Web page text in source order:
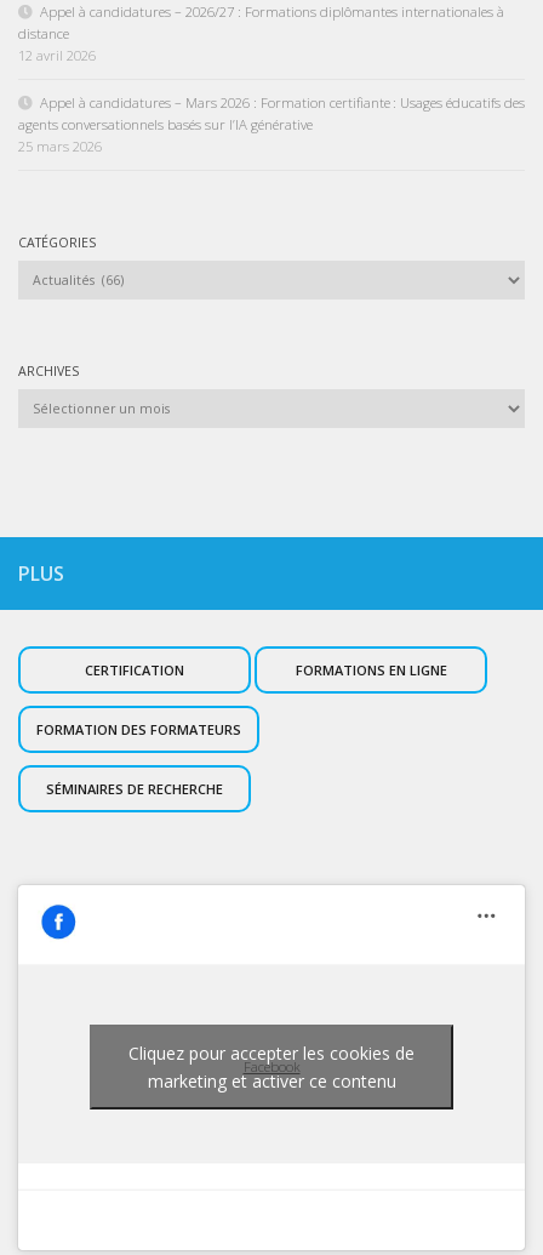
Appel à candidatures – 2026/27 : Formations diplômantes internationales à
distance
12 avril 2026
Appel à candidatures – Mars 2026 : Formation certifiante : Usages éducatifs des
agents conversationnels basés sur l’IA générative
25 mars 2026
CATÉGORIES
ARCHIVES
PLUS
CERTIFICATION FORMATIONS EN LIGNE
FORMATION DES FORMATEURS
SÉMINAIRES DE RECHERCHE
Facebook
Cliquez pour accepter les cookies de
marketing et activer ce contenu